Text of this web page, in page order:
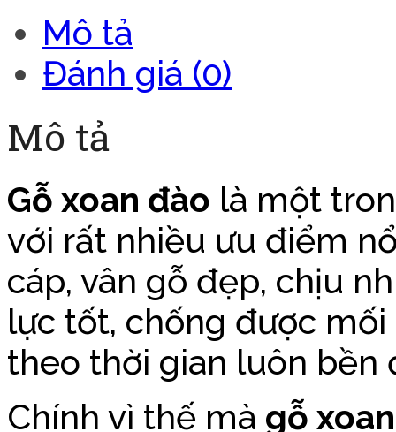
Mô tả
Đánh giá (0)
Mô tả
Gỗ xoan đào là một
với rất nhiều ưu điểm
cáp, vân gỗ đẹp, chịu
lực tốt, chống được
theo thời gian luôn bền
Chính vì thế mà gỗ